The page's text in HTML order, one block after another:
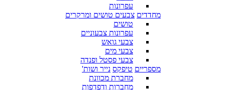
עפרונות
מחדדים צבעים טושים ומרקרים
טושים
עפרונות צבעוניים
צבעי גואש
צבעי מים
צבעי פסטל ופנדה
מספריים טיפקס נייר ושות'
מחברת מכוונת
מחברות ודפדפות